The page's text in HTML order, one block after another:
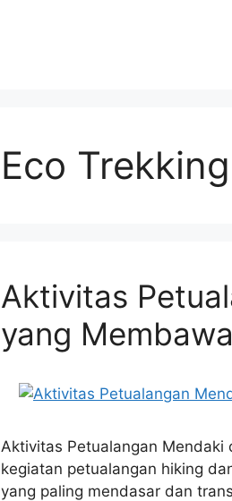
Eco
Aktivitas
yang
Aktivitas Petualangan Mendaki
kegiatan petualangan hiking
yang paling mendasar dan